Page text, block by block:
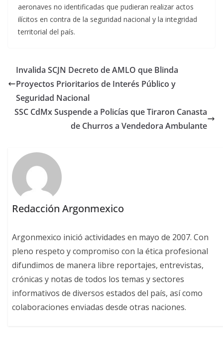
aeronaves no identificadas que pudieran realizar actos
ilícitos en contra de la seguridad nacional y la integridad
territorial del país.
Invalida SCJN Decreto de AMLO que Blinda
Proyectos Prioritarios de Interés Público y
Seguridad Nacional
SSC CdMx Suspende a Policías que Tiraron Canasta
de Churros a Vendedora Ambulante
Redacción Argonmexico
Argonmexico inició actividades en mayo de 2007. Con
pleno respeto y compromiso con la ética profesional
difundimos de manera libre reportajes, entrevistas,
crónicas y notas de todos los temas y sectores
informativos de diversos estados del país, así como
colaboraciones enviadas desde otras naciones.